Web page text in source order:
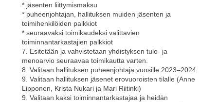
* jäsenten liittymismaksu
* puheenjohtajan, hallituksen muiden jäsenten ja
toimihenkilöiden palkkiot
* seuraavaksi toimikaudeksi valittavien
toiminnantarkastajien palkkiot
7. Esitetään ja vahvistetaan yhdistyksen tulo- ja
menoarvio seuraavaa toimikautta varten.
8. Valitaan hallituksen puheenjohtaja vuosille 2023–2024
9. Valitaan hallituksen jäsenet erovuoroisten tilalle (Anne
Lipponen, Krista Nukari ja Mari Riitinki)
9. Valitaan kaksi toiminnantarkastajaa ja heidän